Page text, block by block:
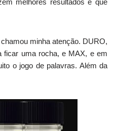
melhores resultados e que
minha atenção. DURO,
ficar uma rocha, e MAX, e em
o jogo de palavras. Além da